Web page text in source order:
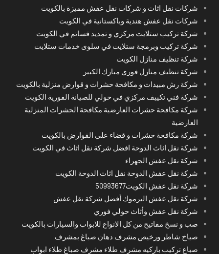
شركات نقل اثاث و شركات نقل عفش مميزة بالكويت
شركات نقل عفش هندية وباكستانية في الكويت
شركة تركيب ستلايت مركزي و تمديد قسائم في الكويت
شركة تركيب وبرمجة ستلايت في سلوى خدمات ستلايت
شركة تنظيف منازل الكويت
شركة تنظيف منازل فوري مبارك الكبير
شركة رش مبيدات و مكافحة حشرات و قوارض منزلية بالكويت
شركة فني تكييف مركزي في حولي للصيانة الفورية الكويت
شركة مكافحة حشرات العارضية مكافحة الحشرات المنزلية
العارضية
شركة مكافحة حشرات و قضاء على القوارض بالكويت
شركة نقل اثاث الدوحة افضل شركة نقل اثاث في الكويت
شركة نقل عفش الجهراء
شركة نقل عفش الدوحة نقل اثاث الدوحة الكويت
شركة نقل عفش الكويت50993677
شركة نقل عفش اليرموك أفضل شركة نقل عفش
شركة نقل عفش وأثاث حولي فوري
صب و نسخ مفاتيح من كل الانواع للابواب والسيارات بالكويت
صباخ شاطر ورخيص مشرف دهان صباغ بمشرف
صباع تركيب باركيه مشرف طلاء مشرف صباغ طلاء ابواب